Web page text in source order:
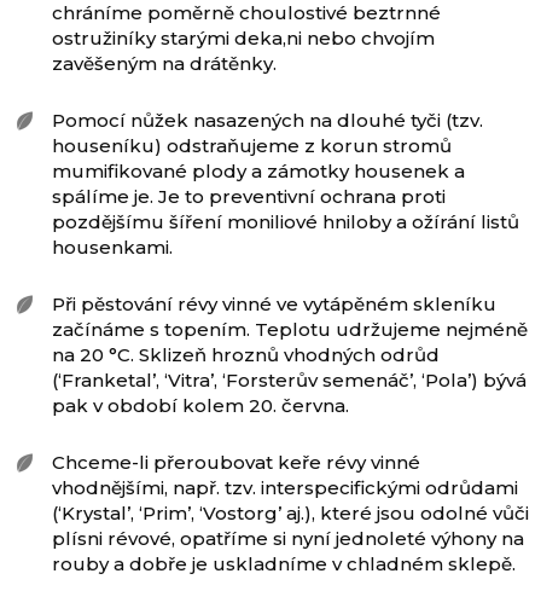
chráníme poměrně choulostivé beztrnné
ostružiníky starými deka,ni nebo chvojím
zavěšeným na drátěnky.
Pomocí nůžek nasazených na dlouhé tyči (tzv.
houseníku) odstraňujeme z korun stromů
mumifikované plody a zámotky housenek a
spálíme je. Je to preventivní ochrana proti
pozdějšímu šíření moniliové hniloby a ožírání listů
housenkami.
Při pěstování révy vinné ve vytápěném skleníku
začínáme s topením. Teplotu udržujeme nejméně
na 20 °C. Sklizeň hroznů vhodných odrůd
(‘Franketal’, ‘Vitra’, ‘Forsterův semenáč’, ‘Pola’) bývá
pak v období kolem 20. června.
Chceme-li přeroubovat keře révy vinné
vhodnějšími, např. tzv. interspecifickými odrůdami
(‘Krystal’, ‘Prim’, ‘Vostorg’ aj.), které jsou odolné vůči
plísni révové, opatříme si nyní jednoleté výhony na
rouby a dobře je uskladníme v chladném sklepě.